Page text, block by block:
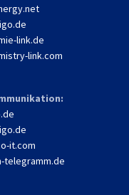
link.de
link.com
it.com
telegramm.de